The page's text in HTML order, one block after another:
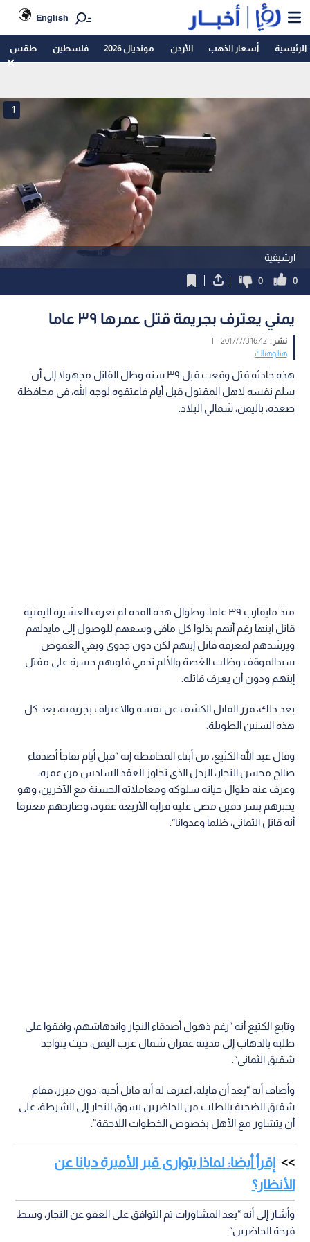
English
الرئيسية أسعار الذهب الأردن مونديال 2026 فلسطين طقس
ارشيفية
1
0
0
يمني يعترف بجريمة قتل عمرها ٣٩ عاما
نشر :16:42 2017/7/3
|
هنا وهناك
هذه حادثه قتل وقعت قبل ٣٩ سنه وظل القاتل مجهولا إلى أن
سلم نفسه لاهل المقتول قبل أيام فاعتقوه لوجه الله، في محافظة
صعدة، باليمن، شمالي البلاد.
منذ مايقارب ٣٩ عاما، وطوال هذه المده لم تعرف العشيرة اليمنية
قاتل ابنها رغم أنهم بذلوا كل مافي وسعهم للوصول إلى مايدلهم
ويرشدهم لمعرفة قاتل إبنهم لكن دون جدوى وبقي الغموض
سيدالموقف وظلت الغصة والألم تدمي قلوبهم حسرة على مقتل
إبنهم ودون أن يعرف قاتله.
بعد ذلك، قرر القاتل الكشف عن نفسه والاعتراف بجريمته، بعد كل
هذه السنين الطويلة.
وقال عبد الله الكثيع، من أبناء المحافظة إنه “قبل أيام تفاجأ أصدقاء
صالح محسن النجار، الرجل الذي تجاوز العقد السادس من عمره،
وعرف عنه طوال حياته سلوكه ومعاملاته الحسنة مع الآخرين، وهو
يخبرهم بسر دفين مضى عليه قرابة الأربعة عقود، وصارحهم معترفا
أنه قاتل الثماني، ظلما وعدوانا”.
وتابع الكثيع أنه “رغم ذهول أصدقاء النجار واندهاشهم، وافقوا على
طلبه بالذهاب إلى مدينة عمران شمال غرب اليمن، حيث يتواجد
شقيق الثماني”.
وأضاف أنه “بعد أن قابله، اعترف له أنه قاتل أخيه، دون مبرر، فقام
شقيق الضحية بالطلب من الحاضرين بسوق النجار إلى الشرطة، على
أن يتشاور مع الأهل بخصوص الخطوات اللاحقة”.
إقرأ أيضا: لماذا يتوارى قبر الأميرة ديانا عن
الأنظار؟
وأشار إلى أنه “بعد المشاورات تم التوافق على العفو عن النجار، وسط
فرحة الحاضرين”.